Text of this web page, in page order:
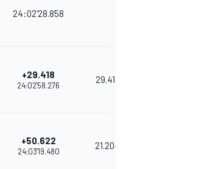
24:02'28.858
+29.418
24:02'58.276
29.418
+50.622
24:03'19.480
21.204